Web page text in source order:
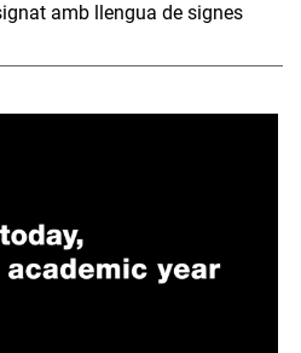
amb llengua de signes